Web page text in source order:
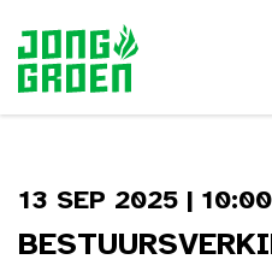
13 SEP 2025 | 10:00